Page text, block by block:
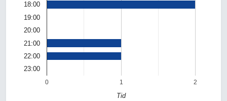
0 1 2
18:00
19:00
20:00
21:00
22:00
23:00
Tid